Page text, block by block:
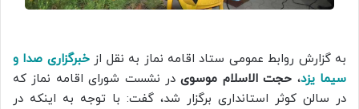
به گزارش روابط عمومی ستاد اقامه نماز به نقل از خبرگزاری صدا و
سیما یزد، حجت الاسلام موسویدر نشست شورای اقامه نماز که
در سالن کوثر استانداری برگزار شد، گفت: با توجه به اینکه در